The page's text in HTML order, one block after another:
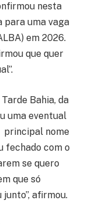
nesta
para uma vaga
em 2026.
que quer
Bahia, da
uma eventual
principal nome
fechado com o
se quero
que só
afirmou.